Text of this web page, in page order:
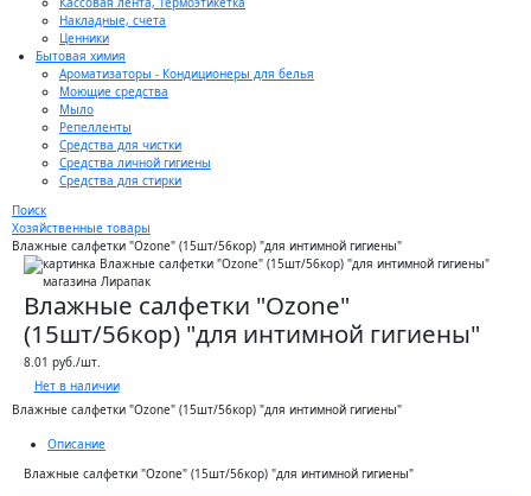
Накладные, счета
Ценники
Бытовая химия
Ароматизаторы - Кондиционеры для белья
Моющие средства
Мыло
Репелленты
Средства для чистки
Средства личной гигиены
Средства для стирки
Поиск
Хозяйственные товары
Влажные салфетки "Ozone" (15шт/56кор) "для интимной гигиены"
Влажные салфетки "Ozone"
(15шт/56кор) "для интимной гигиены"
8.01 руб./шт.
Нет в наличии
Влажные салфетки "Ozone" (15шт/56кор) "для интимной гигиены"
Описание
Влажные салфетки "Ozone" (15шт/56кор) "для интимной гигиены"